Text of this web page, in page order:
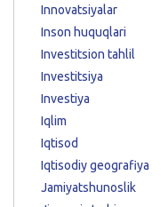
Innovatsiyalar
Inson huquqlari
Investitsion tahlil
Investitsiya
Investiya
Iqlim
Iqtisod
Iqtisodiy geografiya
Jamiyatshunoslik